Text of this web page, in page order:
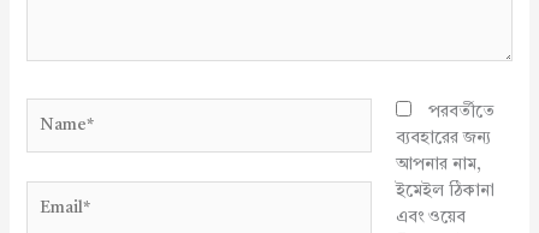
পরবর্তীতে
ব্যবহারের জন্য
আপনার নাম,
ইমেইল ঠিকানা
এবং ওয়েব